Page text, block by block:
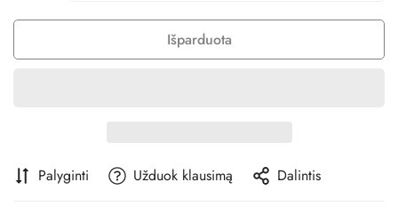
Išparduota
Palyginti Užduok klausimą Dalintis